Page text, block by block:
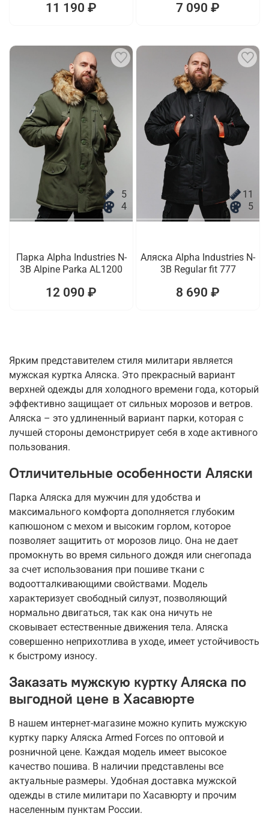
11 190 ₽ 7 090 ₽
5
4
Парка Alpha Industries N-
3B Alpine Parka AL1200
12 090 ₽
11
5
Аляска Alpha Industries N-
3B Regular fit 777
8 690 ₽
Ярким представителем стиля милитари является
мужская куртка Аляска. Это прекрасный вариант
верхней одежды для холодного времени года, который
эффективно защищает от сильных морозов и ветров.
Аляска – это удлиненный вариант парки, которая с
лучшей стороны демонстрирует себя в ходе активного
пользования.
Отличительные особенности Аляски
Парка Аляска для мужчин для удобства и
максимального комфорта дополняется глубоким
капюшоном с мехом и высоким горлом, которое
позволяет защитить от морозов лицо. Она не дает
промокнуть во время сильного дождя или снегопада
за счет использования при пошиве ткани с
водоотталкивающими свойствами. Модель
характеризует свободный силуэт, позволяющий
нормально двигаться, так как она ничуть не
сковывает естественные движения тела. Аляска
совершенно неприхотлива в уходе, имеет устойчивость
к быстрому износу.
Заказать мужскую куртку Аляска по
выгодной цене в Хасавюрте
В нашем интернет-магазине можно купить мужскую
куртку парку Аляска Armed Forces по оптовой и
розничной цене. Каждая модель имеет высокое
качество пошива. В наличии представлены все
актуальные размеры. Удобная доставка мужской
одежды в стиле милитари по Хасавюрту и прочим
населенным пунктам России.